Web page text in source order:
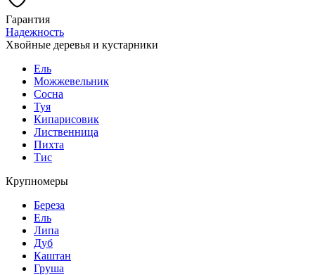
Гарантия
Надежность
Хвойные деревья и кустарники
Ель
Можжевельник
Сосна
Туя
Кипарисовик
Лиственница
Пихта
Тис
Крупномеры
Береза
Ель
Липа
Дуб
Каштан
Груша